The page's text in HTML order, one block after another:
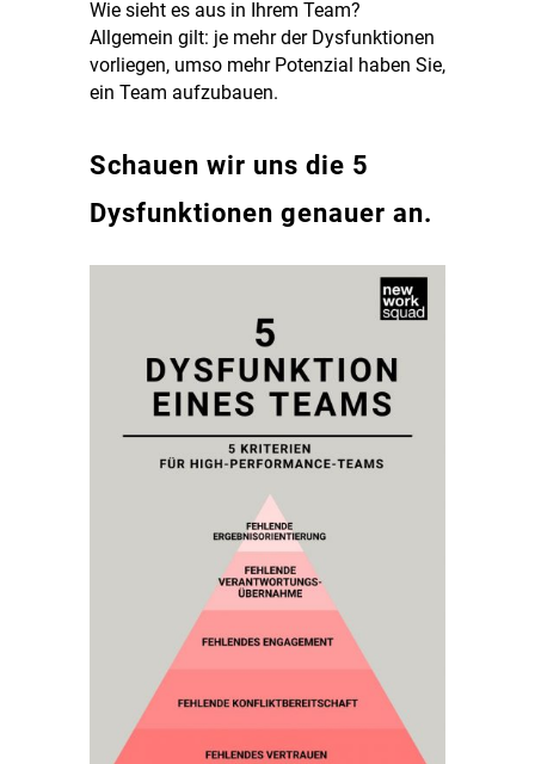
Wie sieht es aus in Ihrem Team?
Allgemein gilt: je mehr der Dysfunktionen
vorliegen, umso mehr Potenzial haben Sie,
ein Team aufzubauen.
Schauen wir uns die 5
Dysfunktionen genauer an.